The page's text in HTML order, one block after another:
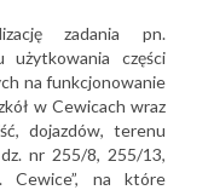
zadania pn.
użytkowania części
na funkcjonowanie
w Cewicach wraz
dojazdów, terenu
nr 255/8, 255/13,
Cewice”, na które